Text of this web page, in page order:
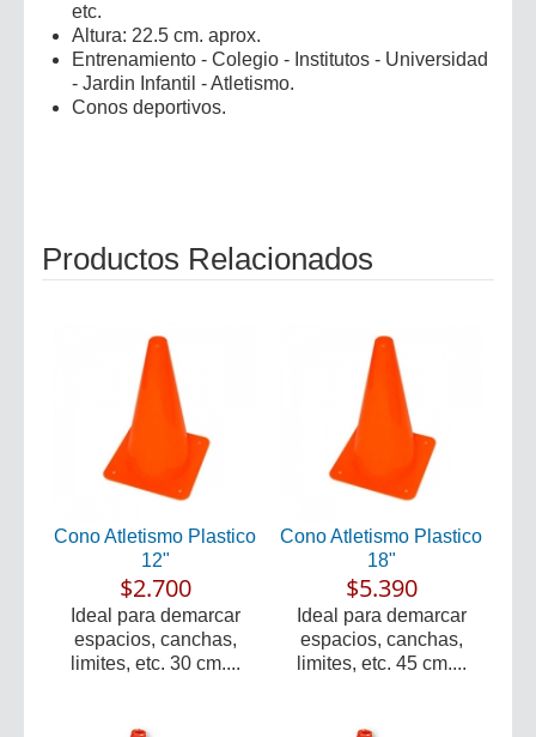
etc.
Altura: 22.5 cm. aprox.
Entrenamiento - Colegio - Institutos - Universidad
- Jardin Infantil - Atletismo.
Conos deportivos.
Productos Relacionados
Cono Atletismo Plastico
12"
$2.700
Ideal para demarcar
espacios, canchas,
limites, etc. 30 cm....
Cono Atletismo Plastico
18"
$5.390
Ideal para demarcar
espacios, canchas,
limites, etc. 45 cm....